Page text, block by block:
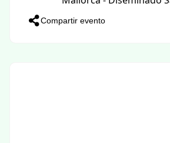
Compartir evento